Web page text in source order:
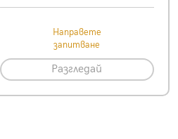
Направете
запитване
Разгледай